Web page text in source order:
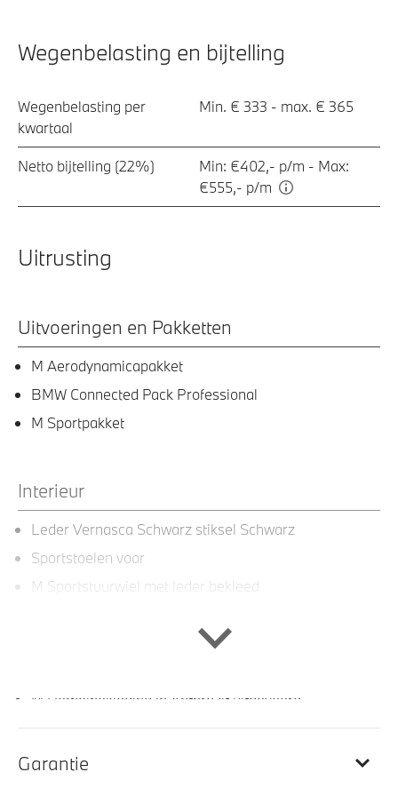
Wegenbelasting en bijtelling
Wegenbelasting per
kwartaal
Min. € 333 - max. € 365
Netto bijtelling (22%)
Min: €402,- p/m - Max:
€555,- p/m
Uitrusting
Uitvoeringen en Pakketten
M Aerodynamicapakket
BMW Connected Pack Professional
M Sportpakket
Interieur
Leder Vernasca Schwarz stiksel Schwarz
Sportstoelen voor
M Sportstuurwiel met leder bekleed
M Interieurlijsten Rhombicle Anthrazit
M Hemelbekleding in Anthrazit uitgevoerd
Automatische dimmende binnenspiegel
Lederen bekleding
Garantie